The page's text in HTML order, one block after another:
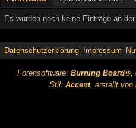
Es wurden noch keine Einträge an
Datenschutzerklärung Impressum
Forensoftware: Burning Board®,
Stil: Accent, erstellt von